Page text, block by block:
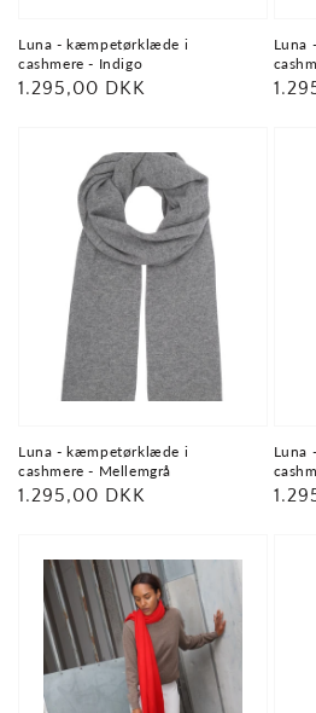
Luna - kæmpetørklæde i
cashmere - Indigo
Normalpris
1.295,00 DKK
Luna
Luna - kæmpetørklæde i
cashmere - Mellemgrå
Normalpris
1.295,00 DKK
Luna